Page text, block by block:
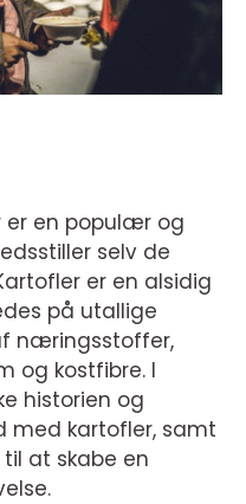
en populær og
selv de
er en alsidig
på utallige
næringsstoffer,
og kostfibre. I
historien og
med kartofler, samt
at skabe en